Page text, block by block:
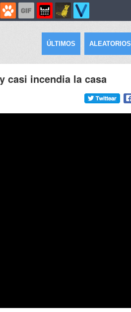
ÚLTIMOS ALEATORIOS
casi incendia la casa